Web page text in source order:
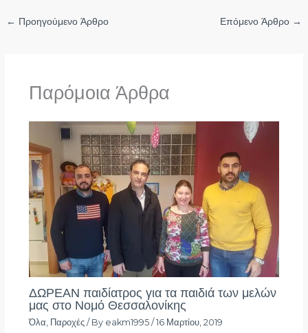
← Προηγούμενο Άρθρο Επόμενο Άρθρο →
Παρόμοια Άρθρα
ΔΩΡΕΑΝ παιδίατρος για τα παιδιά των μελών
μας στο Νομό Θεσσαλονίκης
Όλα, Παροχές/ By eakm1995 / 16 Μαρτίου, 2019